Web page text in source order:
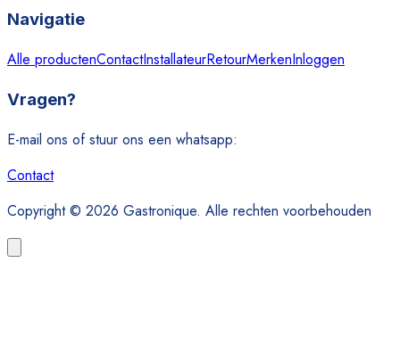
Navigatie
Alle productenContactInstallateurRetourMerkenInloggen
Vragen?
E-mail ons of stuur ons een whatsapp:
Contact
Copyright © 2026 Gastronique. Alle rechten voorbehouden